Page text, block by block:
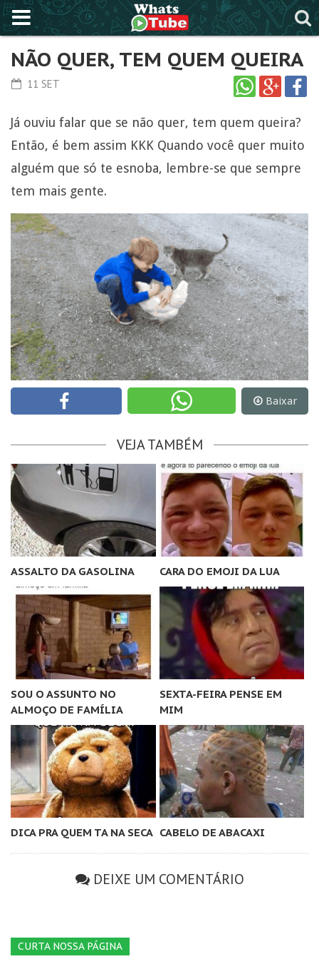
NÃO QUER, TEM QUEM QUEIRA
11 SET
Já ouviu falar que se não quer, tem quem queira?
Então, é bem assim KKK Quando você quer muito
alguém que só te esnoba, lembre-se que sempre
tem mais gente.
Baixar
VEJA TAMBÉM
ASSALTO DA GASOLINA CARA DO EMOJI DA LUA
SOU O ASSUNTO NO
ALMOÇO DE FAMÍLIA
SEXTA-FEIRA PENSE EM
MIM
DICA PRA QUEM TA NA SECA CABELO DE ABACAXI
DEIXE UM COMENTÁRIO
CURTA NOSSA PÁGINA